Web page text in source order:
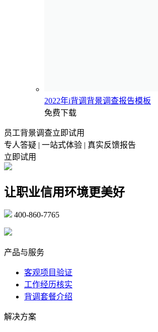
2022年i背调背景调查报告模板
免费下载
员工背景调查立即试用
专人答疑 | 一站式体验 | 真实反馈报告
立即试用
让职业信用环境更美好
400-860-7765
产品与服务
客观项目验证
工作经历核实
背调套餐介绍
解决方案